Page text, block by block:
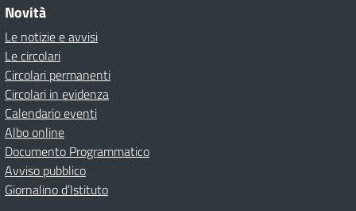
Novità
Le notizie e avvisi
Le circolari
Circolari permanenti
Circolari in evidenza
Calendario eventi
Albo online
Documento Programmatico
Avviso pubblico
Giornalino d’Istituto